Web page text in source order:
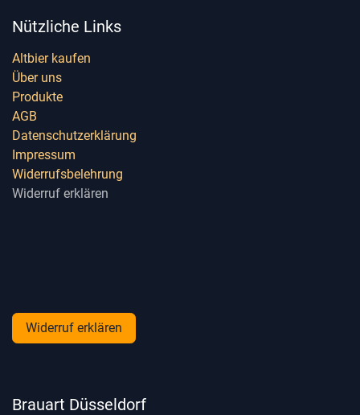
Nützliche Links
Altbier kaufen
Über uns
Produkte
AGB
Datenschutzerklärung
Impressum
Widerrufsbelehrung
Widerruf erklären
Widerruf erklären
Brauart Düsseldorf